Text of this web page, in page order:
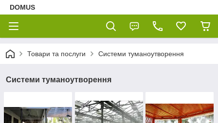
DOMUS
Товари та послуги Системи туманоутворення
Системи туманоутворення